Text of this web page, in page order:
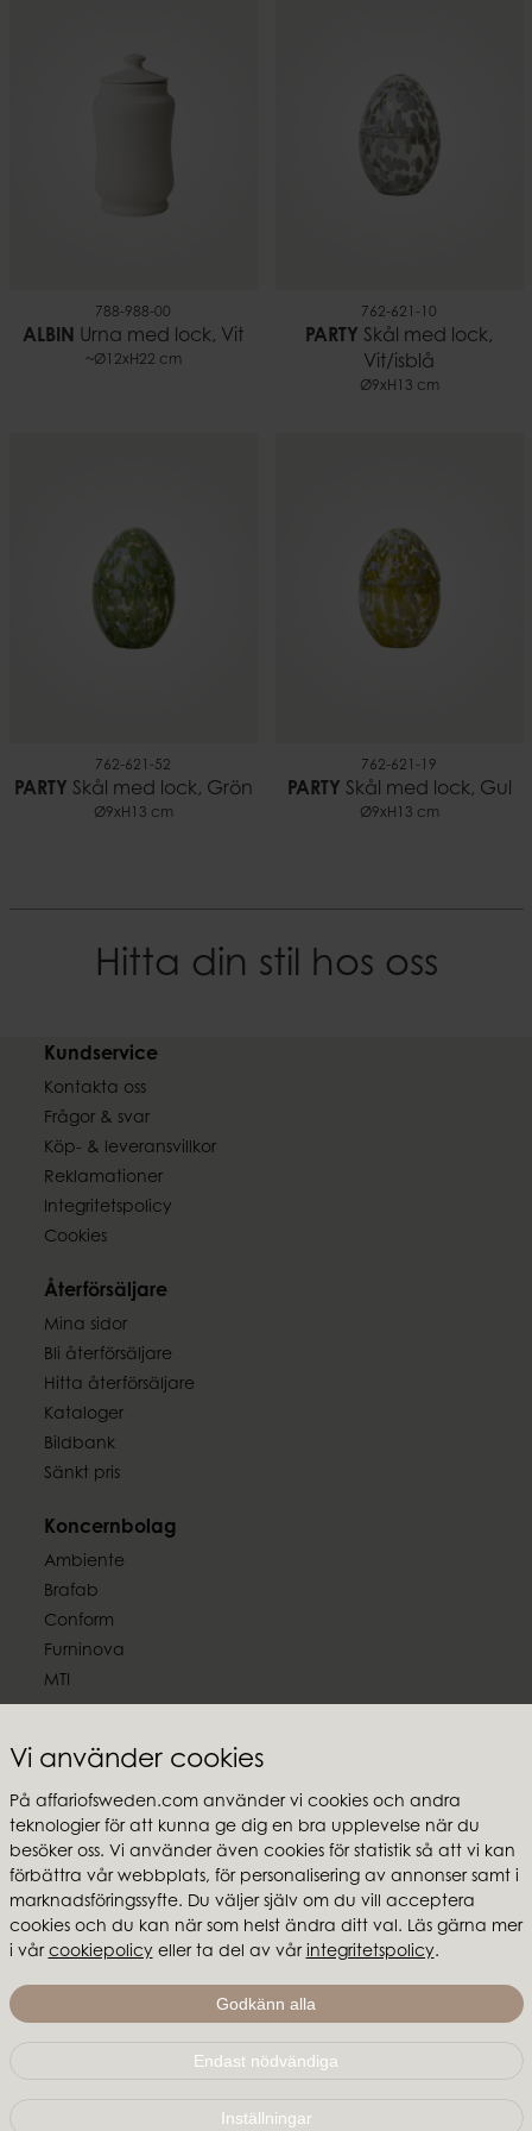
Vi använder cookies
På affariofsweden.com använder vi cookies och andra
teknologier för att kunna ge dig en bra upplevelse när du
besöker oss. Vi använder även cookies för statistik så att vi kan
förbättra vår webbplats, för personalisering av annonser samt i
marknadsföringssyfte. Du väljer själv om du vill acceptera
cookies och du kan när som helst ändra ditt val. Läs gärna mer
i vår cookiepolicyeller ta del av vår integritetspolicy.
Godkänn alla
Endast nödvändiga
Inställningar
7332793186016
788-988-00
ALBIN Urna med lock, Vit
~Ø12xH22 cm
762-621-10
PARTY Skål med lock,
Vit/isblå
Ø9xH13 cm
762-621-52
PARTY Skål med lock, Grön
Ø9xH13 cm
762-621-19
PARTY Skål med lock, Gul
Ø9xH13 cm
Hitta din stil hos oss
Kundservice
Kontakta oss
Frågor & svar
Köp- & leveransvillkor
Reklamationer
Integritetspolicy
Cookies
Återförsäljare
Mina sidor
Bli återförsäljare
Hitta återförsäljare
Kataloger
Bildbank
Sänkt pris
Koncernbolag
Ambiente
Brafab
Conform
Furninova
MTI
Affari of Sweden
Om oss
Inspiration
Affari of Sweden | Hallarydsvägen 56A | 285 39 Markaryd
Lager: Ulvarydsvägen 13 Port 7 | 285 35 Markaryd